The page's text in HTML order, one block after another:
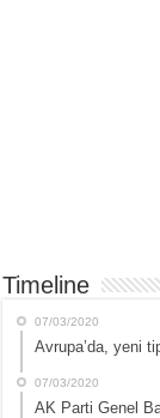
Timeline
07/03/2020
Avrupa’da, yeni
07/03/2020
AK Parti Genel